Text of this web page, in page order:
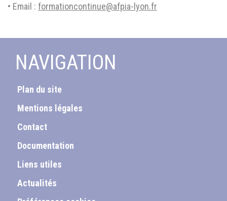
• Email : formationcontinue@afpia-lyon.fr
NAVIGATION
Plan du site
Mentions légales
Contact
Documentation
Liens utiles
Actualités